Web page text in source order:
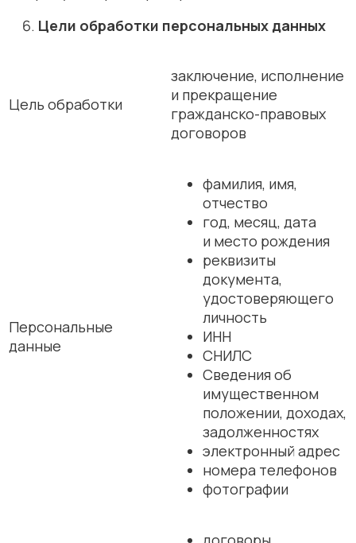
Цели обработки персональных данных
Цель обработки
заключение, исполнение
и прекращение
гражданско-правовых
договоров
Персональные
данные
фамилия, имя,
отчество
год, месяц, дата
и место рождения
реквизиты
документа,
удостоверяющего
личность
ИНН
СНИЛС
Сведения об
имущественном
положении, доходах,
задолженностях
электронный адрес
номера телефонов
фотографии